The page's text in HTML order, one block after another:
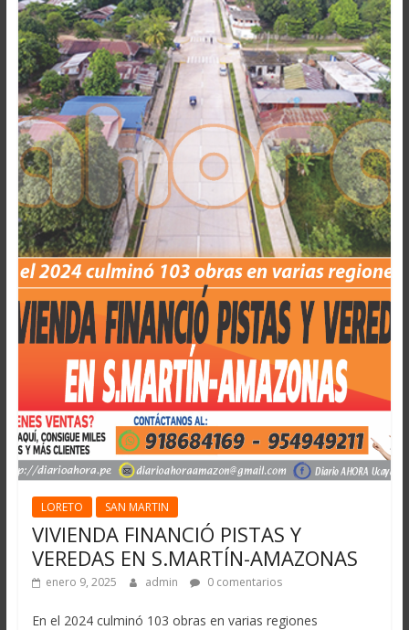
LORETO SAN MARTIN
VIVIENDA FINANCIÓ PISTAS Y
VEREDAS EN S.MARTÍN-AMAZONAS
enero 9, 2025 admin 0 comentarios
En el 2024 culminó 103 obras en varias regiones